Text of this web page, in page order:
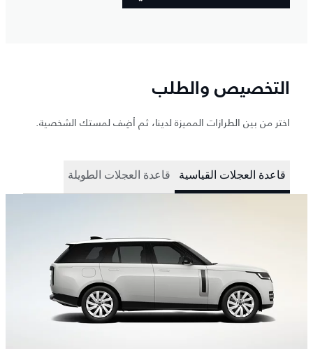
التخصيص والطلب
اختر من بين الطرازات المميزة لدينا، ثم أضِف لمستك الشخصية.
قاعدة العجلات القياسية قاعدة العجلات الطويلة